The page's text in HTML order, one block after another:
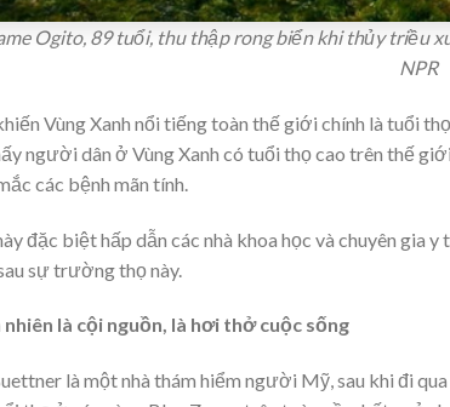
Ogito, 89 tuổi, thu thập rong biển khi thủy triều
NPR
Vùng Xanh nổi tiếng toàn thế giới chính là tuổi
người dân ở Vùng Xanh có tuổi thọ cao trên thế
các bệnh mãn tính.
đặc biệt hấp dẫn các nhà khoa học và chuyên gia
sự trường thọ này.
nhiên là cội nguồn, là hơi thở cuộc sống
là một nhà thám hiểm người Mỹ, sau khi đi